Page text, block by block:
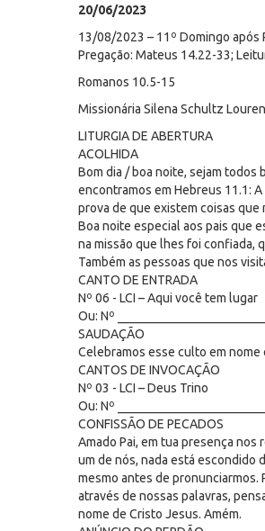
20/06/2023
13/08/2023 – 11º Domingo após
Pregação: Mateus 14.22-33;
Romanos 10.5-15
Missionária Silena Schultz
LITURGIA DE ABERTURA
ACOLHIDA
Bom dia / boa noite, sejam todos
encontramos em Hebreus 11.1:
prova de que existem coisas que
Boa noite especial aos pais que
na missão que lhes foi confiada,
Também as pessoas que nos
CANTO DE ENTRADA
Nº 06 - LCI – Aqui você tem lugar
Ou: Nº
SAUDAÇÃO
Celebramos esse culto em nome
CANTOS DE INVOCAÇÃO
Nº 03 - LCI – Deus Trino
Ou: Nº
CONFISSÃO DE PECADOS
Amado Pai, em tua presença
um de nós, nada está escondido
mesmo antes de pronunciarmos.
através de nossas palavras,
nome de Cristo Jesus. Amém.